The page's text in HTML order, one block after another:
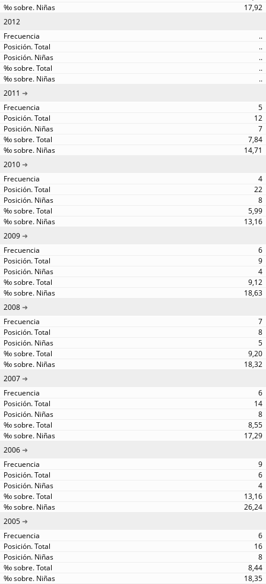
17,92
2012
..
..
..
..
..
2011
5
12
7
7,84
14,71
2010
4
22
8
5,99
13,16
2009
6
9
4
9,12
18,63
2008
7
8
5
9,20
18,32
2007
6
14
8
8,55
17,29
2006
9
6
4
13,16
26,24
2005
6
16
8
8,44
18,35